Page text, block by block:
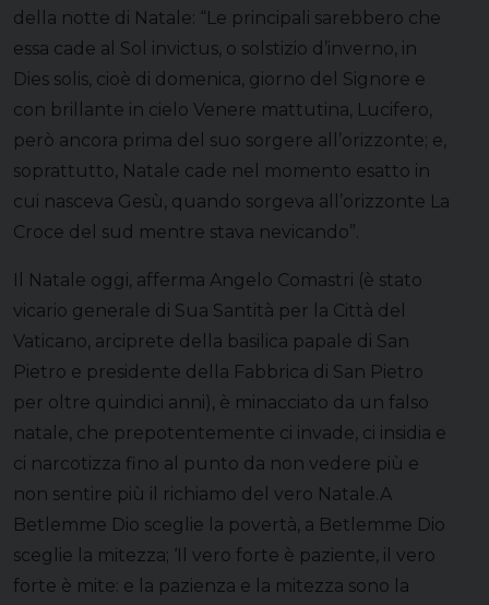
della notte di Natale: “Le principali sarebbero che
essa cade al Sol invictus, o solstizio d’inverno, in
Dies solis, cioè di domenica, giorno del Signore e
con brillante in cielo Venere mattutina, Lucifero,
però ancora prima del suo sorgere all’orizzonte; e,
soprattutto, Natale cade nel momento esatto in
cui nasceva Gesù, quando sorgeva all’orizzonte La
Croce del sud mentre stava nevicando”.
Il Natale oggi, afferma Angelo Comastri (è stato
vicario generale di Sua Santità per la Città del
Vaticano, arciprete della basilica papale di San
Pietro e presidente della Fabbrica di San Pietro
per oltre quindici anni), è minacciato da un falso
natale, che prepotentemente ci invade, ci insidia e
ci narcotizza fino al punto da non vedere più e
non sentire più il richiamo del vero Natale.A
Betlemme Dio sceglie la povertà, a Betlemme Dio
sceglie la mitezza; ‘Il vero forte è paziente, il vero
forte è mite: e la pazienza e la mitezza sono la